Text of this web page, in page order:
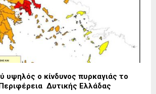
υψηλός ο κίνδυνος πυρκαγιάς το
Δυτικής Ελλάδας